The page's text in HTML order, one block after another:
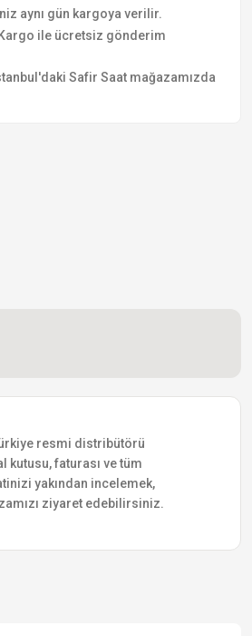
aynı gün kargoya verilir.
ile ücretsiz gönderim
Safir Saat mağazamızda
resmi distribütörü
kutusu, faturası ve tüm
yakından incelemek,
ziyaret edebilirsiniz.